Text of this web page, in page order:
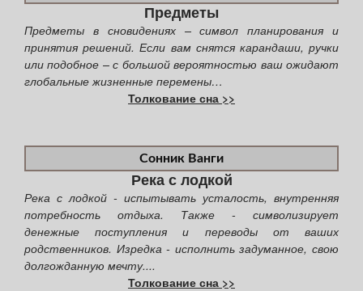
Предметы
Предметы в сновидениях – символ планирования и
принятия решений. Если вам снятся карандаши, ручки
или подобное – с большой вероятностью ваш ожидают
глобальные жизненные перемены…
Толкование сна >>
Сонник Ванги
Река с лодкой
Река с лодкой - испытывать усталость, внутренняя
потребность отдыха. Также - символизирует
денежные поступления и переводы от ваших
родственников. Изредка - исполнить задуманное, свою
долгожданную мечту....
Толкование сна >>